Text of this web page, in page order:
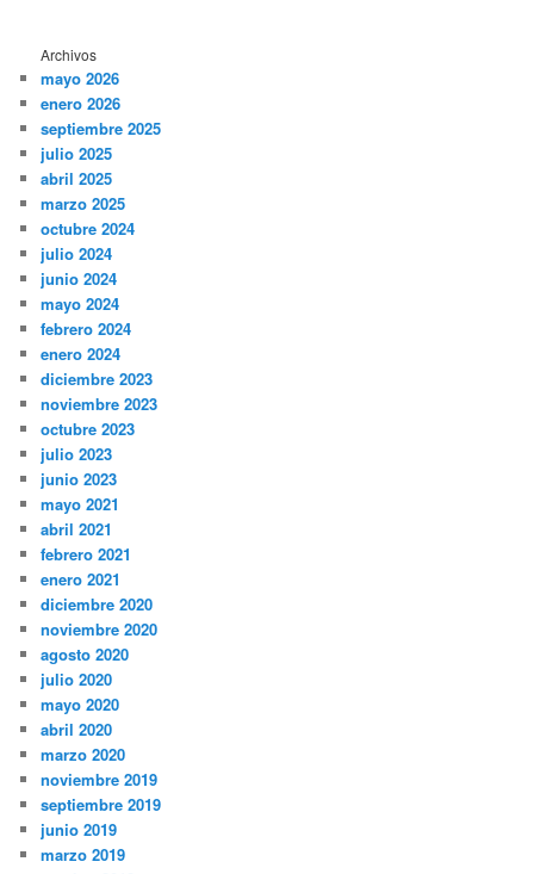
Archivos
mayo 2026
enero 2026
septiembre 2025
julio 2025
abril 2025
marzo 2025
octubre 2024
julio 2024
junio 2024
mayo 2024
febrero 2024
enero 2024
diciembre 2023
noviembre 2023
octubre 2023
julio 2023
junio 2023
mayo 2021
abril 2021
febrero 2021
enero 2021
diciembre 2020
noviembre 2020
agosto 2020
julio 2020
mayo 2020
abril 2020
marzo 2020
noviembre 2019
septiembre 2019
junio 2019
marzo 2019